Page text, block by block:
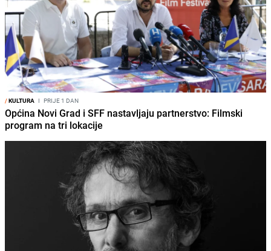
/KULTURA I PRIJE 1 DAN
Općina Novi Grad i SFF nastavljaju partnerstvo: Filmski
program na tri lokacije